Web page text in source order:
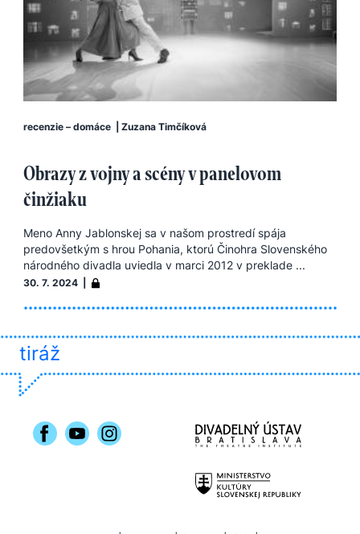
recenzie – domáce Zuzana Timčíková
Obrazy z vojny a scény v panelovom
činžiaku
Meno Anny Jablonskej sa v našom prostredí spája
predovšetkým s hrou Pohania, ktorú Činohra Slovenského
národného divadla uviedla v marci 2012 v preklade ...
30. 7. 2024 |
tiráž